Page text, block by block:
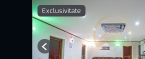
Exclusivitate
Previous